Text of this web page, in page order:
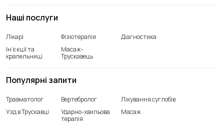
Наші послуги
Лікарі Фізіотерапія
Діагностика
Ін’єкції та
крапельниці
Масаж-
Трускавець
Популярні запити
Травматолог Вертебролог
Лікування суглобів
Узд в Трускавці
Ударно-хвильова
терапія
Масаж